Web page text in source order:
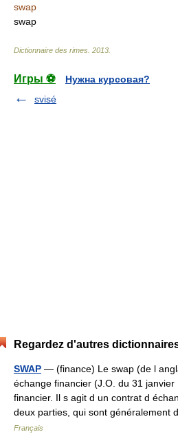
swap
swap
Dictionnaire des rimes 2013
Игры ⚽
Нужна курсовая?
svisé
Regardez d'autres
SWAP — (finance) Le swap (de l
échange financier (J.O. du 31
financier. Il s agit d un contrat d
deux parties, qui sont
Français